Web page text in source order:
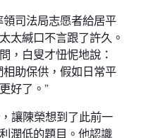
司法局志愿者給居平
太緘口不言跟了許久。
，白叟才忸怩地說：
助保供，假如日常平
好了。”
讓陳榮想到了此前一
潤低的題目。他認識